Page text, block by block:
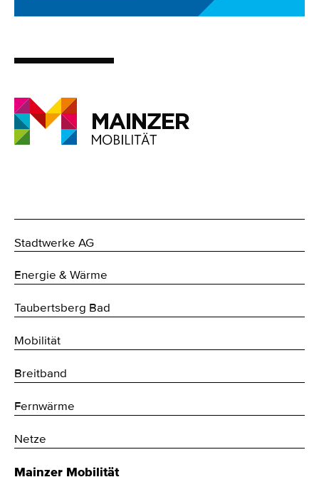
Stadtwerke AG
Energie & Wärme
Taubertsberg Bad
Mobilität
Breitband
Fernwärme
Netze
Mainzer Mobilität